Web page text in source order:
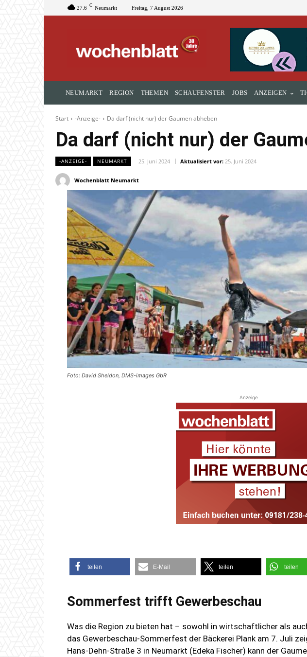
27.6 C Neumarkt Freitag, 7 August 2026
NEUMARKT REGION THEMEN SCHAUFENSTER JOBS ANZEIGEN
Start -Anzeige- Da darf (nicht nur) der Gaumen abheben
Da darf (nicht nur) der
-ANZEIGE- NEUMARKT 25. Juni 2024 Aktualisiert vor: 25. Juni 2024
Wochenblatt Neumarkt
Foto: David Sheldon, DMS-images GbR
Anzeige
teilen E-Mail teilen teilen
Sommerfest trifft Gewerbeschau
Was die Region zu bieten hat – sowohl in wirtschaftlicher als
das Gewerbeschau-Sommerfest der Bäckerei Plank am 7. Juli
Hans-Dehn-Straße 3 in Neumarkt (Edeka Fischer) kann der